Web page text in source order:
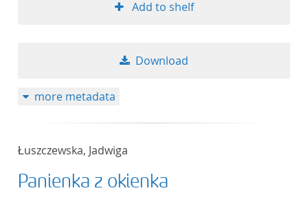
Add to shelf
Download
more metadata
Łuszczewska, Jadwiga
Panienka z okienka